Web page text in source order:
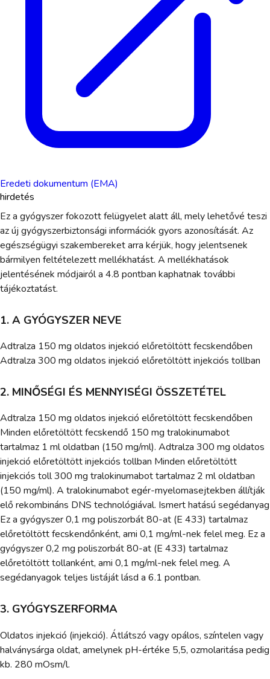
Eredeti dokumentum (EMA)
hirdetés
Ez a gyógyszer fokozott felügyelet alatt áll, mely lehetővé teszi
az új gyógyszerbiztonsági információk gyors azonosítását. Az
egészségügyi szakembereket arra kérjük, hogy jelentsenek
bármilyen feltételezett mellékhatást. A mellékhatások
jelentésének módjairól a 4.8 pontban kaphatnak további
tájékoztatást.
1. A GYÓGYSZER NEVE
Adtralza 150 mg oldatos injekció előretöltött fecskendőben
Adtralza 300 mg oldatos injekció előretöltött injekciós tollban
2. MINŐSÉGI ÉS MENNYISÉGI ÖSSZETÉTEL
Adtralza 150 mg oldatos injekció előretöltött fecskendőben
Minden előretöltött fecskendő 150 mg tralokinumabot
tartalmaz 1 ml oldatban (150 mg/ml). Adtralza 300 mg oldatos
injekció előretöltött injekciós tollban Minden előretöltött
injekciós toll 300 mg tralokinumabot tartalmaz 2 ml oldatban
(150 mg/ml). A tralokinumabot egér-myelomasejtekben állítják
elő rekombináns DNS technológiával. Ismert hatású segédanyag
Ez a gyógyszer 0,1 mg poliszorbát 80-at (E 433) tartalmaz
előretöltött fecskendőnként, ami 0,1 mg/ml-nek felel meg. Ez a
gyógyszer 0,2 mg poliszorbát 80-at (E 433) tartalmaz
előretöltött tollanként, ami 0,1 mg/ml-nek felel meg. A
segédanyagok teljes listáját lásd a 6.1 pontban.
3. GYÓGYSZERFORMA
Oldatos injekció (injekció). Átlátszó vagy opálos, színtelen vagy
halványsárga oldat, amelynek pH-értéke 5,5, ozmolaritása pedig
kb. 280 mOsm/l.